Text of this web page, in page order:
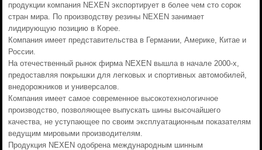
продукции компания NEXEN экспортирует в более чем сто сорок
стран мира. По производству резины NEXEN занимает
лидирующую позицию в Корее.
Компания имеет представительства в Германии, Америке, Китае и
России.
На отечественный рынок фирма NEXEN вышла в начале 2000-х,
предоставляя покрышки для легковых и спортивных автомобилей,
внедорожников и универсалов.
Компания имеет самое современное высокотехнологичное
производство, позволяющее выпускать шины высочайшего
качества, не уступающее по своим эксплуатационным показателям
ведущим мировыми производителям.
Продукция NEXEN одобрена международным шинным